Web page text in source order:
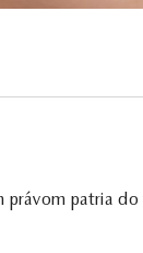
patria